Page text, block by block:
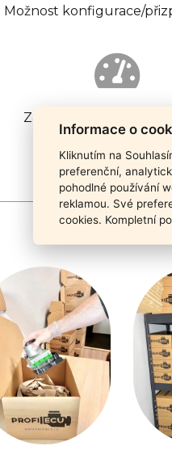
Možnost konfigurace/
Záruka funkčnosti
Informace o
Kliknutím na
preferenční,
pohodlné používání
reklamou. Své
cookies. Kompletní